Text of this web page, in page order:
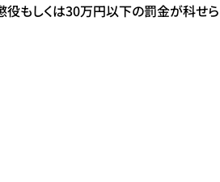
役もしくは30万円以下の罰金が科せら